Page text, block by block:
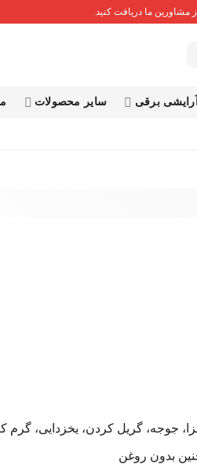
ما دریافت کنید.
برقی سایر محصولات
جوجه، گریل کردن، یخزدایی، گرم
بدون روغن